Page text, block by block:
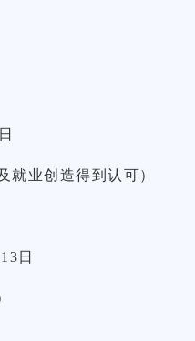
就业创造得到认可）
日